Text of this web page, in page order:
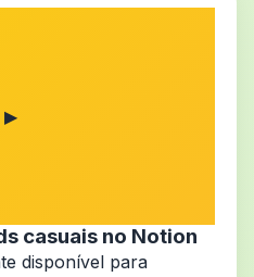
▶
casuais no Notion
disponível para